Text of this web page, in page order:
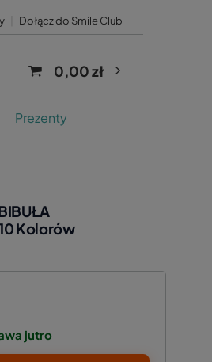
Dołącz do Smile Club
0,00 zł
Prezenty
Kolorów
jutro